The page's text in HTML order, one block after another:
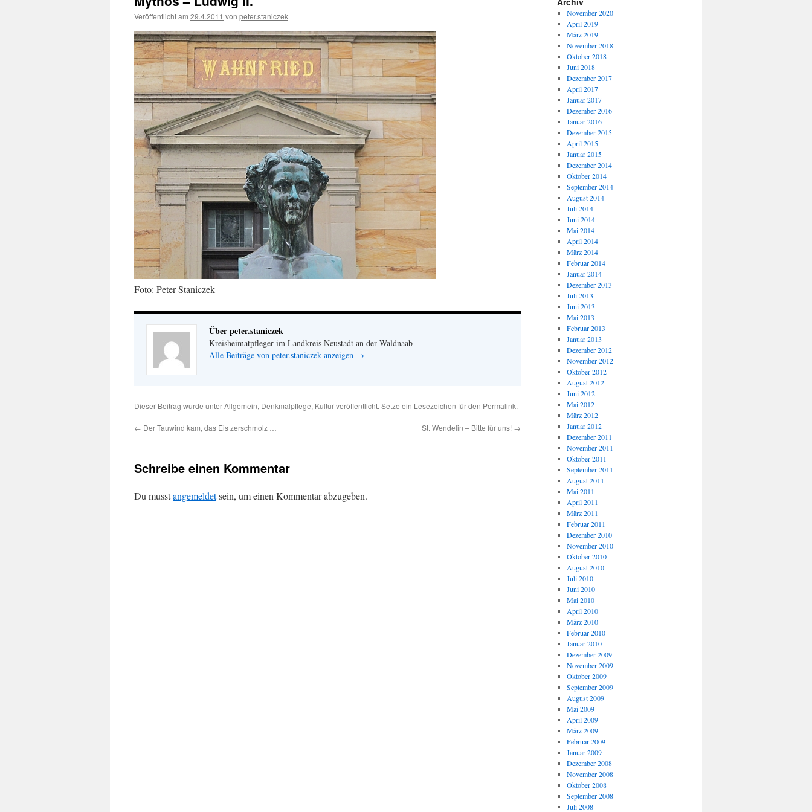
Veröffentlicht am 29.4.2011 von peter.staniczek
Foto: Peter Staniczek
Über peter.staniczek
Kreisheimatpfleger im Landkreis Neustadt an der Waldnaab
Alle Beiträge von peter.staniczek anzeigen →
Dieser Beitrag wurde unterAllgemein, Denkmalpflege, Kulturveröffentlicht. Setze ein Lesezeichen für den Permalink.
← Der Tauwind kam, das Eis zerschmolz … St. Wendelin – Bitte für uns! →
Schreibe einen Kommentar
Du musstangemeldetsein, um einen Kommentar abzugeben.
November 2020
April 2019
März 2019
November 2018
Oktober 2018
Juni 2018
Dezember 2017
April 2017
Januar 2017
Dezember 2016
Januar 2016
Dezember 2015
April 2015
Januar 2015
Dezember 2014
Oktober 2014
September 2014
August 2014
Juli 2014
Juni 2014
Mai 2014
April 2014
März 2014
Februar 2014
Januar 2014
Dezember 2013
Juli 2013
Juni 2013
Mai 2013
Februar 2013
Januar 2013
Dezember 2012
November 2012
Oktober 2012
August 2012
Juni 2012
Mai 2012
März 2012
Januar 2012
Dezember 2011
November 2011
Oktober 2011
September 2011
August 2011
Mai 2011
April 2011
März 2011
Februar 2011
Dezember 2010
November 2010
Oktober 2010
August 2010
Juli 2010
Juni 2010
Mai 2010
April 2010
März 2010
Februar 2010
Januar 2010
Dezember 2009
November 2009
Oktober 2009
September 2009
August 2009
Mai 2009
April 2009
März 2009
Februar 2009
Januar 2009
Dezember 2008
November 2008
Oktober 2008
September 2008
Juli 2008